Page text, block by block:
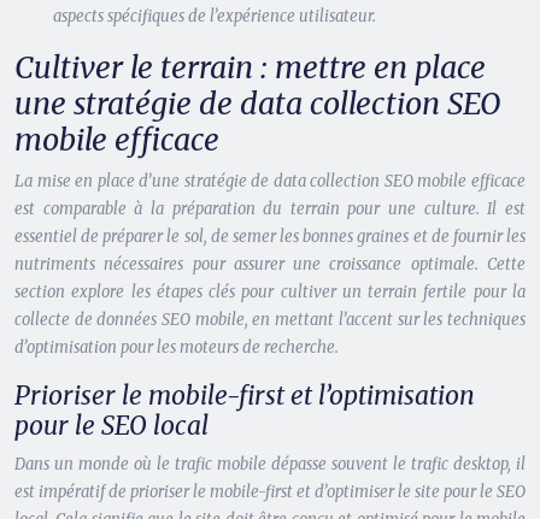
aspects spécifiques de l’expérience utilisateur.
Cultiver le terrain : mettre en place
une stratégie de data collection SEO
mobile efficace
La mise en place d’une stratégie de data collection SEO mobile efficace
est comparable à la préparation du terrain pour une culture. Il est
essentiel de préparer le sol, de semer les bonnes graines et de fournir les
nutriments nécessaires pour assurer une croissance optimale. Cette
section explore les étapes clés pour cultiver un terrain fertile pour la
collecte de données SEO mobile, en mettant l’accent sur les techniques
d’optimisation pour les moteurs de recherche.
Prioriser le mobile-first et l’optimisation
pour le SEO local
Dans un monde où le trafic mobile dépasse souvent le trafic desktop, il
est impératif de prioriser le mobile-first et d’optimiser le site pour le SEO